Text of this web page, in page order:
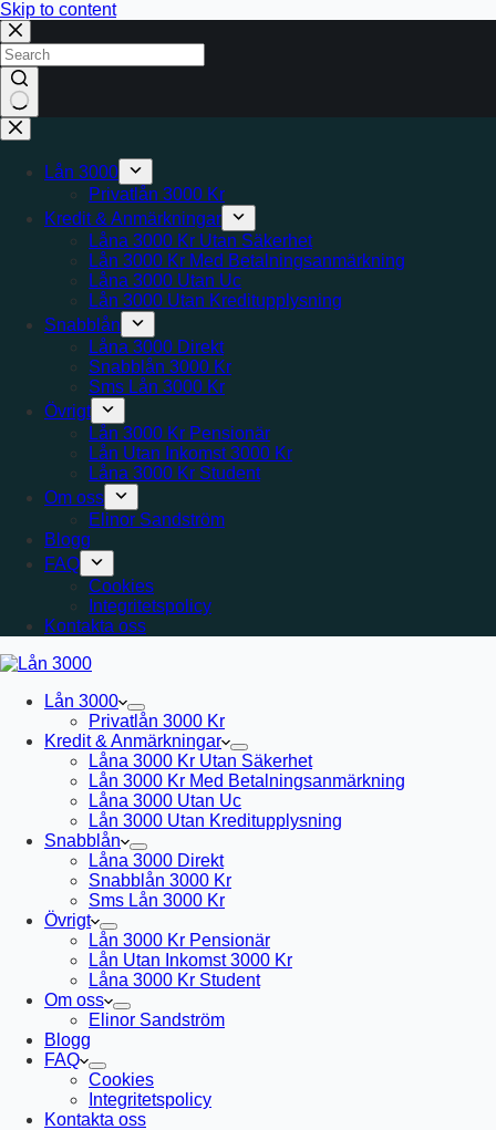
Skip to content
No
results
Lån 3000
Privatlån 3000 Kr
Kredit & Anmärkningar
Låna 3000 Kr Utan Säkerhet
Lån 3000 Kr Med Betalningsanmärkning
Låna 3000 Utan Uc
Lån 3000 Utan Kreditupplysning
Snabblån
Låna 3000 Direkt
Snabblån 3000 Kr
Sms Lån 3000 Kr
Övrigt
Lån 3000 Kr Pensionär
Lån Utan Inkomst 3000 Kr
Låna 3000 Kr Student
Om oss
Elinor Sandström
Blogg
FAQ
Cookies
Integritetspolicy
Kontakta oss
Lån 3000
Privatlån 3000 Kr
Kredit & Anmärkningar
Låna 3000 Kr Utan Säkerhet
Lån 3000 Kr Med Betalningsanmärkning
Låna 3000 Utan Uc
Lån 3000 Utan Kreditupplysning
Snabblån
Låna 3000 Direkt
Snabblån 3000 Kr
Sms Lån 3000 Kr
Övrigt
Lån 3000 Kr Pensionär
Lån Utan Inkomst 3000 Kr
Låna 3000 Kr Student
Om oss
Elinor Sandström
Blogg
FAQ
Cookies
Integritetspolicy
Kontakta oss